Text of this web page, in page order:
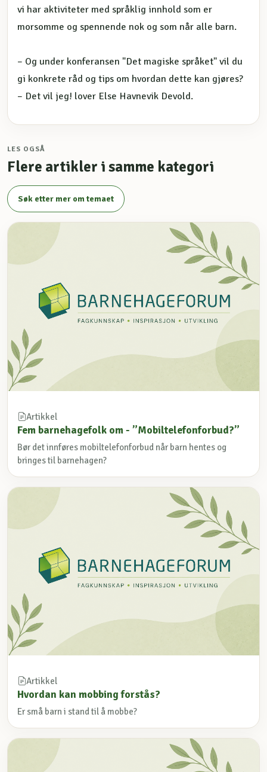
vi har aktiviteter med språklig innhold som er
morsomme og spennende nok og som når alle barn.
– Og under konferansen "Det magiske språket" vil du
gi konkrete råd og tips om hvordan dette kan gjøres?
– Det vil jeg! lover Else Havnevik Devold.
LES OGSÅ
Flere artikler i samme kategori
Søk etter mer om temaet
Artikkel
Fem barnehagefolk om - ”Mobiltelefonforbud?”
Bør det innføres mobiltelefonforbud når barn hentes og
bringes til barnehagen?
Artikkel
Hvordan kan mobbing forstås?
Er små barn i stand til å mobbe?